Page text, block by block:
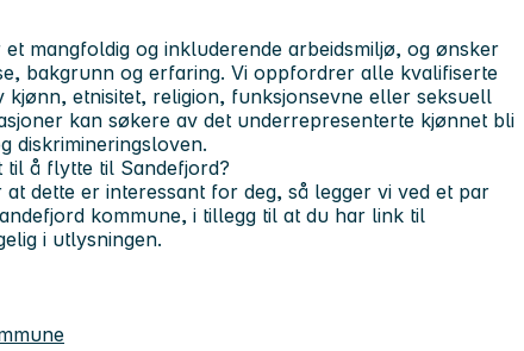
mangfoldig og inkluderende arbeidsmiljø, og ønsker
bakgrunn og erfaring. Vi oppfordrer alle kvalifiserte
kjønn, etnisitet, religion, funksjonsevne eller seksuell
kan søkere av det underrepresenterte kjønnet bli
diskrimineringsloven.
til å flytte til Sandefjord?
dette er interessant for deg, så legger vi ved et par
kommune, i tillegg til at du har link til
i utlysningen.